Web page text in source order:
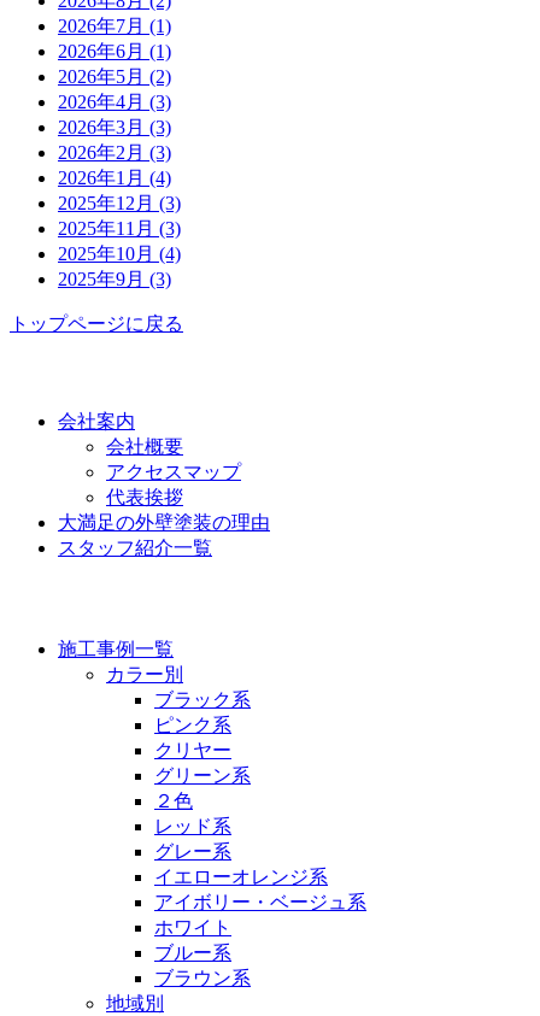
2026年7月 (1)
2026年6月 (1)
2026年5月 (2)
2026年4月 (3)
2026年3月 (3)
2026年2月 (3)
2026年1月 (4)
2025年12月 (3)
2025年11月 (3)
2025年10月 (4)
2025年9月 (3)
トップページに戻る
会社案内
会社概要
アクセスマップ
代表挨拶
大満足の外壁塗装の理由
スタッフ紹介一覧
施工事例一覧
カラー別
ブラック系
ピンク系
クリヤー
グリーン系
２色
レッド系
グレー系
イエローオレンジ系
アイボリー・ベージュ系
ホワイト
ブルー系
ブラウン系
地域別